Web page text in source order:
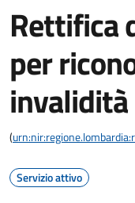
Rettifica
per
invalidità
(
Servizio attivo